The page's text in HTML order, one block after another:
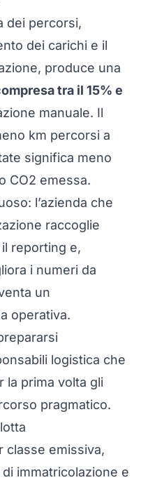
dei percorsi,
dei carichi e il
produce una
tra il 15% e
manuale. Il
km percorsi a
significa meno
CO2 emessa.
l’azienda che
raccoglie
reporting e,
i numeri da
un
operativa.
logistica che
la prima volta gli
pragmatico.
classe emissiva,
immatricolazione e